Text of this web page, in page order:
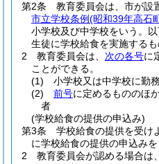
第2条
教育委員会は、市が設
市立学校条例(昭和39年高石
小学校及び中学校をいう。
生徒に学校給食を実施するも
2
教育委員会は、 次の各号に
ことができる。
(1)
小学校又は中学校に勤
(2)
前号に定めるもののほ
者
(学校給食の提供の申込み)
第3条
学校給食の提供を受け
に学校給食の提供の申込みを
2
教育委員会が認める場合は、